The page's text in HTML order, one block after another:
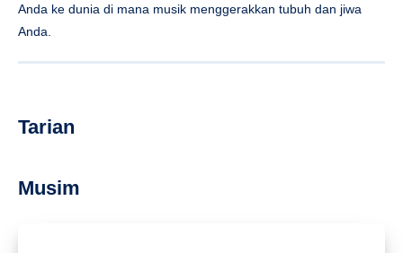
Anda ke dunia di mana musik menggerakkan tubuh dan jiwa
Anda.
Tarian
Musim